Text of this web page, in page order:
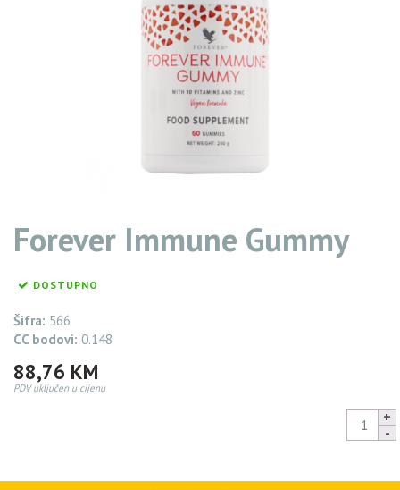
Forever Immune Gummy
DOSTUPNO
Šifra: 566
CC bodovi: 0.148
88,76 KM
PDV uključen u cijenu
Forever
Immune